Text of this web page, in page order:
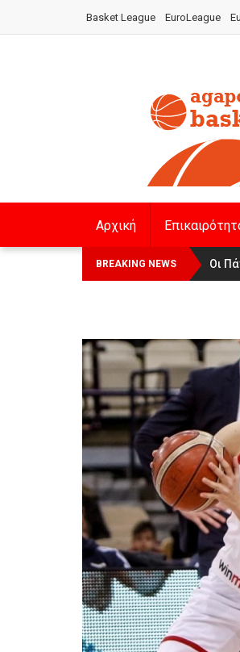
Basket League EuroLeague
Αρχική
BREAKING NEWS Οι